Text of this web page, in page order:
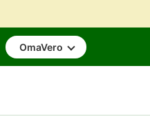
OmaVero